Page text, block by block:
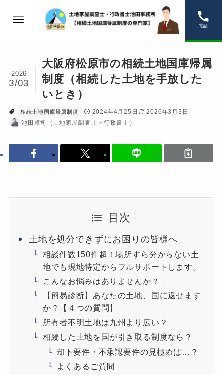
電話
大阪府松原市の相続土地国庫帰属
制度（相続した土地を手放した
いとき）
2026
3/03
相続土地国庫帰属制度 2024年4月25日
2026年3月3日
池田卓司（土地家屋調査士・行政書士）
目次
土地を処分できずにお困りの皆様へ
相談件数150件超！場所すら分からない土
地でも現地特定からフルサポートします。
こんなお悩みはありませんか？
【簡易診断】あなたの土地、国に返せます
か？【４つの質問】
所有者不明土地は九州より広い？
相続した土地を国が引き取る制度なら？
却下要件・不承認要件の見極めは…？
よくあるご質問